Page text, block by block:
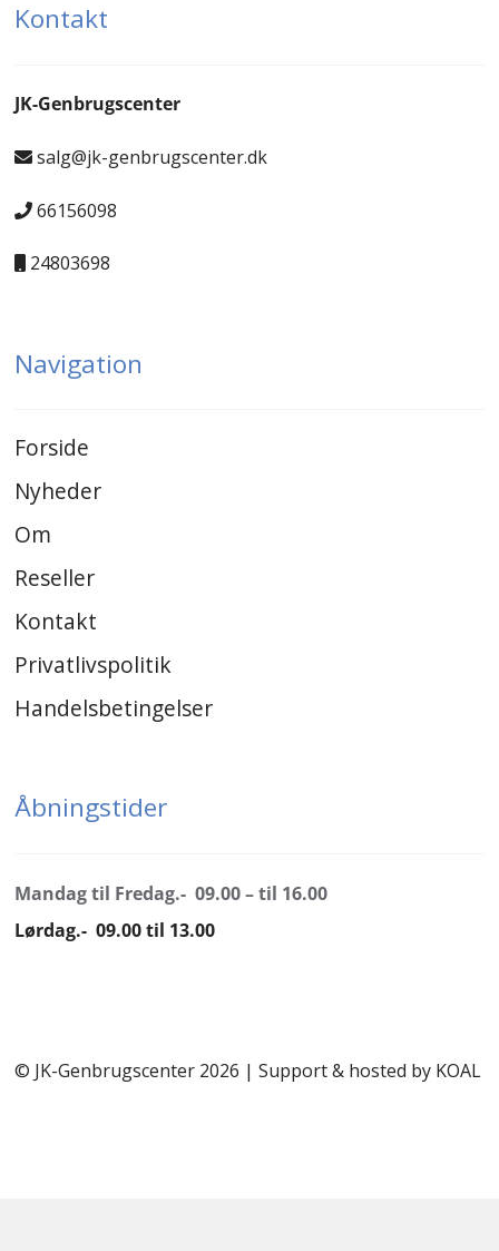
Kontakt
JK-Genbrugscenter
salg@jk-genbrugscenter.dk
66156098
24803698
Navigation
Forside
Nyheder
Om
Reseller
Kontakt
Privatlivspolitik
Handelsbetingelser
Åbningstider
Mandag til Fredag.- 09.00 – til 16.00
Lørdag.- 09.00 til 13.00
© JK-Genbrugscenter 2026 | Support & hosted by KOAL